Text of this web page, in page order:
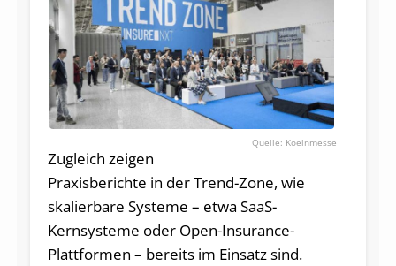
Koelnmesse
Zugleich zeigen
Praxisberichte in der Trend-Zone, wie
skalierbare Systeme – etwa SaaS-
Kernsysteme oder Open-Insurance-
Plattformen – bereits im Einsatz sind.